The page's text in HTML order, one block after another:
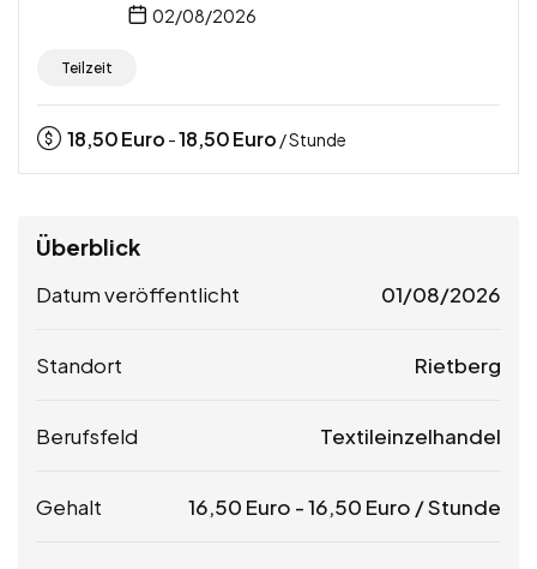
02/08/2026
Teilzeit
18,50Euro -18,50Euro / Stunde
Überblick
Datum veröffentlicht 01/08/2026
Standort Rietberg
Berufsfeld Textileinzelhandel
Gehalt 16,50 Euro -16,50 Euro / Stunde